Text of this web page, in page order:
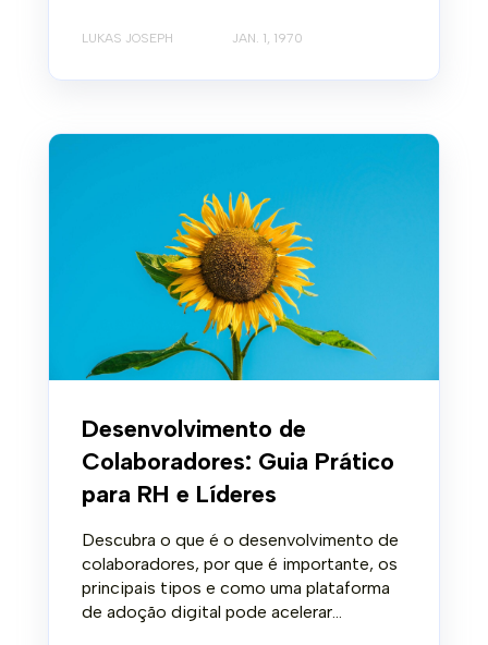
LUKAS JOSEPH JAN. 1, 1970
Desenvolvimento de
Colaboradores: Guia Prático
para RH e Líderes
Descubra o que é o desenvolvimento de
colaboradores, por que é importante, os
principais tipos e como uma plataforma
de adoção digital pode acelerar...